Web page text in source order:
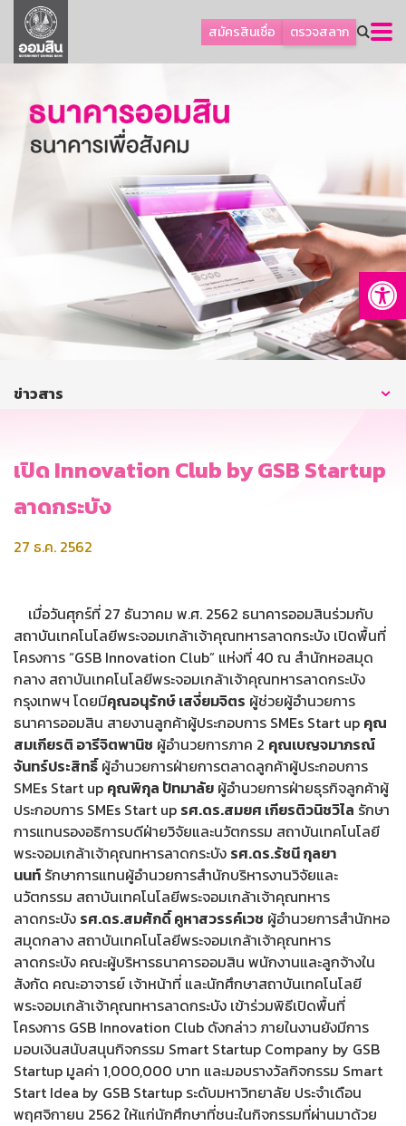
สมัครสินเชื่อ ตรวจสลาก
ลูกค้าธุรกิจ
ลูกค้าผู้ประกอบรายย่อย
ออมเพื่อสุข
เกี่ยวกับธนาคาร
การพัฒนาที่ยั่งยืน
บริการทางการเงิน
ติดต่อเรา
บริการออนไลน์
ข่าวสาร
เปิด Innovation Club by GSB Startup
ลาดกระบัง
27 ธ.ค. 2562
เมื่อวันศุกร์ที่ 27 ธันวาคม พ.ศ. 2562 ธนาคารออมสินร่วมกับ
สถาบันเทคโนโลยีพระจอมเกล้าเจ้าคุณทหารลาดกระบัง เปิดพื้นที่
โครงการ “GSB Innovation Club” แห่งที่ 40 ณ สำนักหอสมุด
กลาง สถาบันเทคโนโลยีพระจอมเกล้าเจ้าคุณทหารลาดกระบัง
กรุงเทพฯ โดยมีคุณอนุรักษ์ เสงี่ยมจิตร ผู้ช่วยผู้อำนวยการ
ธนาคารออมสิน สายงานลูกค้าผู้ประกอบการ SMEs Start up คุณ
สมเกียรติ อารีจิตพานิช ผู้อำนวยการภาค 2 คุณเบญจมาภรณ์
จันทร์ประสิทธิ์ผู้อำนวยการฝ่ายการตลาดลูกค้าผู้ประกอบการ
SMEs Start up คุณพิกุล ปัทมาลัย ผู้อำนวยการฝ่ายธุรกิจลูกค้าผู้
ประกอบการ SMEs Start up รศ.ดร.สมยศ เกียรติวนิชวิไล รักษา
การแทนรองอธิการบดีฝ่ายวิจัยและนวัตกรรม สถาบันเทคโนโลยี
พระจอมเกล้าเจ้าคุณทหารลาดกระบัง รศ.ดร.รัชนี กุลยา
นนท์ รักษาการแทนผู้อำนวยการสำนักบริหารงานวิจัยและ
นวัตกรรม สถาบันเทคโนโลยีพระจอมเกล้าเจ้าคุณทหาร
ลาดกระบัง รศ.ดร.สมศักดิ์ คูหาสวรรค์เวช ผู้อำนวยการสำนักหอ
สมุดกลาง สถาบันเทคโนโลยีพระจอมเกล้าเจ้าคุณทหาร
ลาดกระบัง คณะผู้บริหารธนาคารออมสิน พนักงานและลูกจ้างใน
สังกัด คณะอาจารย์ เจ้าหน้าที่ และนักศึกษาสถาบันเทคโนโลยี
พระจอมเกล้าเจ้าคุณทหารลาดกระบัง เข้าร่วมพิธีเปิดพื้นที่
โครงการ GSB Innovation Club ดังกล่าว ภายในงานยังมีการ
มอบเงินสนับสนุนกิจกรรม Smart Startup Company by GSB
Startup มูลค่า 1,000,000 บาท และมอบรางวัลกิจกรรม Smart
Start Idea by GSB Startup ระดับมหาวิทยาลัย ประจำเดือน
พฤศจิกายน 2562 ให้แก่นักศึกษาที่ชนะในกิจกรรมที่ผ่านมาด้วย